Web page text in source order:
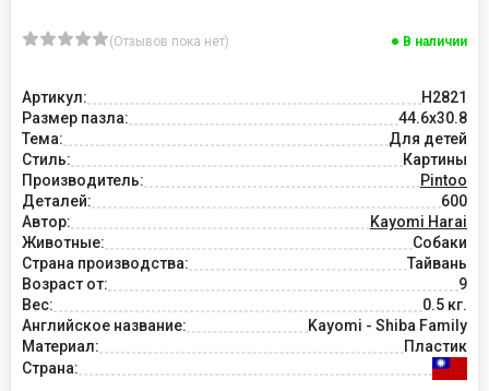
(Отзывов пока нет) В наличии
Артикул:
Н2821
Размер пазла:
44.6x30.8
Тема:
Для детей
Стиль:
Картины
Производитель:
Pintoo
Деталей:
600
Автор:
Kayomi Harai
Животные:
Собаки
Страна производства:
Тайвань
Возраст от:
9
Вес:
0.5 кг.
Английское название:
Kayomi - Shiba Family
Материал:
Пластик
Страна: